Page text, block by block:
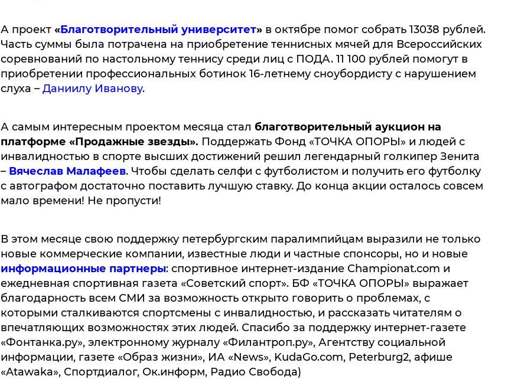
А проект «Благотворительный университет» в октябре помог собрать 13038 рублей.
Часть суммы была потрачена на приобретение теннисных мячей для Всероссийских
соревнований по настольному теннису среди лиц с ПОДА. 11 100 рублей помогут в
приобретении профессиональных ботинок 16-летнему сноубордисту с нарушением
слуха – Даниилу Иванову.
А самым интересным проектом месяца стал благотворительный аукцион на
платформе «Продажные звезды». Поддержать Фонд «ТОЧКА ОПОРЫ» и людей с
инвалидностью в спорте высших достижений решил легендарный голкипер Зенита
– Вячеслав Малафеев. Чтобы сделать селфи с футболистом и получить его футболку
с автографом достаточно поставить лучшую ставку. До конца акции осталось совсем
мало времени! Не пропусти!
В этом месяце свою поддержку петербургским паралимпийцам выразили не только
новые коммерческие компании, известные люди и частные спонсоры, но и новые
информационные партнеры: спортивное интернет-издание Championat.com и
ежедневная спортивная газета «Советский спорт». БФ «ТОЧКА ОПОРЫ» выражает
благодарность всем СМИ за возможность открыто говорить о проблемах, с
которыми сталкиваются спортсмены с инвалидностью, и рассказать читателям о
впечатляющих возможностях этих людей. Спасибо за поддержку интернет-газете
«Фонтанка.ру», электронному журналу «Филантроп.ру», Агентству социальной
информации, газете «Образ жизни», ИА «News», KudaGo.com, Peterburg2, афише
«Atawaka», Спортдиалог, Ок.информ, Радио Свобода)